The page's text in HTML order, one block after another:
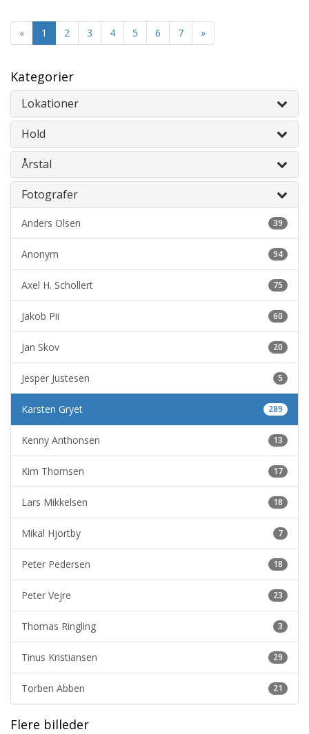
« 1 2 3 4 5 6 7 »
Kategorier
Lokationer
Hold
Årstal
Fotografer
39
Anders Olsen
94
Anonym
75
Axel H. Schollert
60
Jakob Pii
20
Jan Skov
5
Jesper Justesen
289
Karsten Gryet
13
Kenny Anthonsen
17
Kim Thomsen
18
Lars Mikkelsen
7
Mikal Hjortby
18
Peter Pedersen
23
Peter Vejre
3
Thomas Ringling
29
Tinus Kristiansen
21
Torben Abben
Flere billeder